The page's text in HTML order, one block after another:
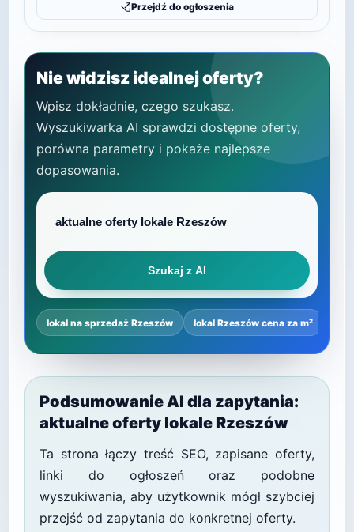
Przejdź do ogłoszenia
Nie widzisz idealnej oferty?
Wpisz dokładnie, czego szukasz.
Wyszukiwarka AI sprawdzi dostępne oferty,
porówna parametry i pokaże najlepsze
dopasowania.
Szukaj z AI
lokal na sprzedaż Rzeszów lokal Rzeszów cena za m²
Podsumowanie AI dla zapytania:
aktualne oferty lokale Rzeszów
Ta strona łączy treść SEO, zapisane oferty,
linki do ogłoszeń oraz podobne
wyszukiwania, aby użytkownik mógł szybciej
przejść od zapytania do konkretnej oferty.